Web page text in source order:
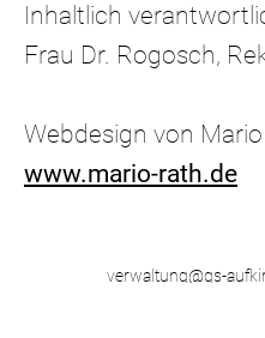
Inhaltlich
Frau Dr. Rogosch,
Webdesign von
www.mario-rath.de
verwaltung@gs-